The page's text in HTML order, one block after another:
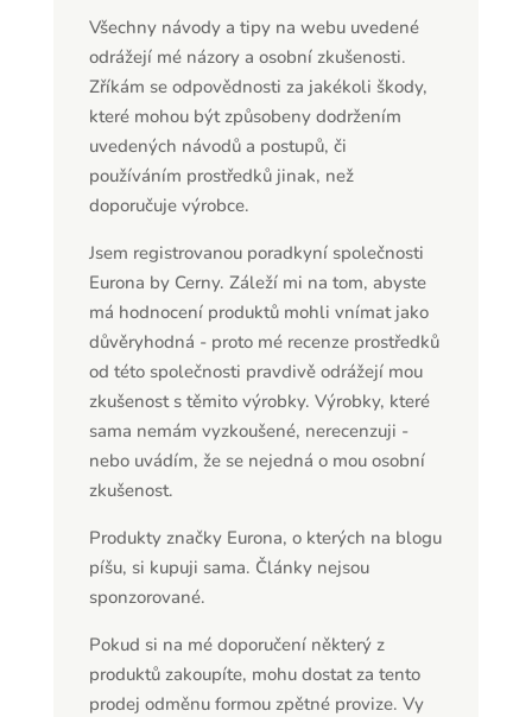
Všechny návody a tipy na webu uvedené
odrážejí mé názory a osobní zkušenosti.
Zříkám se odpovědnosti za jakékoli škody,
které mohou být způsobeny dodržením
uvedených návodů a postupů, či
používáním prostředků jinak, než
doporučuje výrobce.
Jsem registrovanou poradkyní společnosti
Eurona by Cerny. Záleží mi na tom, abyste
má hodnocení produktů mohli vnímat jako
důvěryhodná - proto mé recenze prostředků
od této společnosti pravdivě odrážejí mou
zkušenost s těmito výrobky. Výrobky, které
sama nemám vyzkoušené, nerecenzuji -
nebo uvádím, že se nejedná o mou osobní
zkušenost.
Produkty značky Eurona, o kterých na blogu
píšu, si kupuji sama. Články nejsou
sponzorované.
Pokud si na mé doporučení některý z
produktů zakoupíte, mohu dostat za tento
prodej odměnu formou zpětné provize. Vy